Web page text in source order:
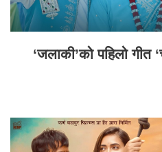
‘जलाकी’को पहिलो गीत